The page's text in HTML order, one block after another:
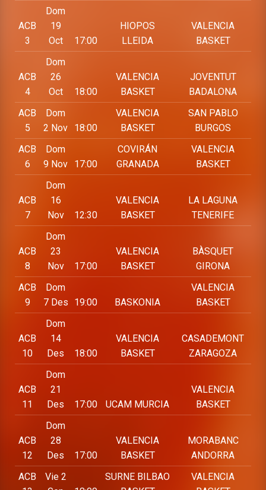
ACB
3
Dom
19
Oct
17:00
HIOPOS
LLEIDA
VALENCIA
BASKET
ACB
4
Dom
26
Oct
18:00
VALENCIA
BASKET
JOVENTUT
BADALONA
ACB
5
Dom
2 Nov
18:00
VALENCIA
BASKET
SAN PABLO
BURGOS
ACB
6
Dom
9 Nov
17:00
COVIRÁN
GRANADA
VALENCIA
BASKET
ACB
7
Dom
16
Nov
12:30
VALENCIA
BASKET
LA LAGUNA
TENERIFE
ACB
8
Dom
23
Nov
17:00
VALENCIA
BASKET
BÀSQUET
GIRONA
ACB
9
Dom
7 Des
19:00 BASKONIA
VALENCIA
BASKET
ACB
10
Dom
14
Des
18:00
VALENCIA
BASKET
CASADEMONT
ZARAGOZA
ACB
11
Dom
21
Des
17:00 UCAM MURCIA
VALENCIA
BASKET
ACB
12
Dom
28
Des
17:00
VALENCIA
BASKET
MORABANC
ANDORRA
ACB
Vie 2
SURNE BILBAO
VALENCIA